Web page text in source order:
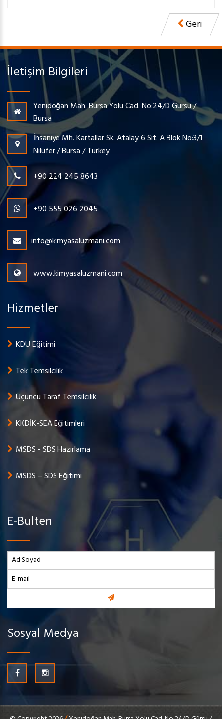
Geri
İletişim Bilgileri
Yenidoğan Mah. Bursa Yolu Cad. No:24/D Gürsu /
Bursa
İhsaniye Mh. Kartallar Sk. Atalay 6 Sit. A Blok No:3/1
Nilüfer / Bursa / Turkey
+90 224 245 8643
+90 555 026 2045
info@kimyasaluzmani.com
www.kimyasaluzmani.com
Hizmetler
KDU Eğitimi
Tek Temsilcilik
Üçüncü Taraf Temsilcilik
KKDİK-SEA Eğitimleri
MSDS - SDS Hazırlama
MSDS – SDS Eğitimi
E-Bulten
Sosyal Medya